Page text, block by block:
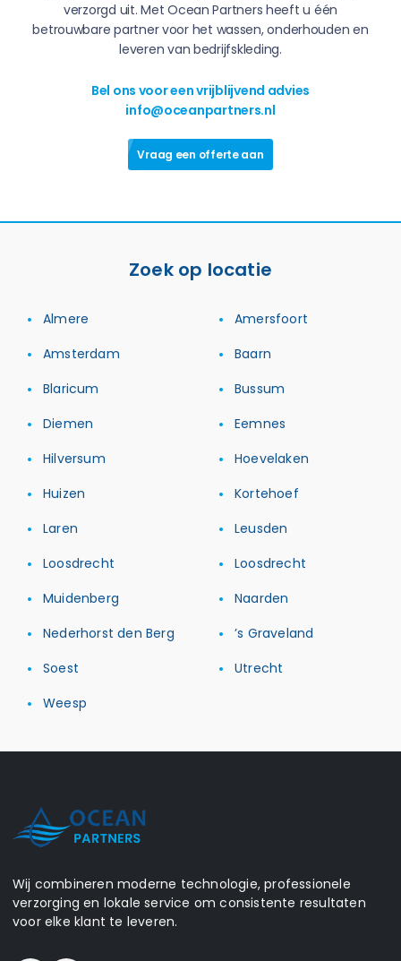
verzorgd uit. Met Ocean Partners heeft u één
betrouwbare partner voor het wassen, onderhouden en
leveren van bedrijfskleding.
Bel ons voor een vrijblijvend advies
info@oceanpartners.nl
Vraag een offerte aan
Zoek op locatie
Almere
Amersfoort
Amsterdam
Baarn
Blaricum
Bussum
Diemen
Eemnes
Hilversum
Hoevelaken
Huizen
Kortehoef
Laren
Leusden
Loosdrecht
Loosdrecht
Muidenberg
Naarden
Nederhorst den Berg
’s Graveland
Soest
Utrecht
Weesp
Wij combineren moderne technologie, professionele
verzorging en lokale service om consistente resultaten
voor elke klant te leveren.